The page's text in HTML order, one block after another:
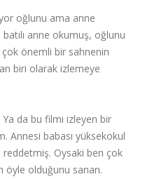
oğlunu ama anne
anne okumuş, oğlunu
önemli bir sahnenin
biri olarak izlemeye
Ya da bu filmi izleyen bir
Annesi babası yüksekokul
reddetmiş. Oysaki ben çok
öyle olduğunu sanan.